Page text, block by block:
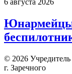
6 августа 2026
Юнармейцы
© 2026
г. Заречного